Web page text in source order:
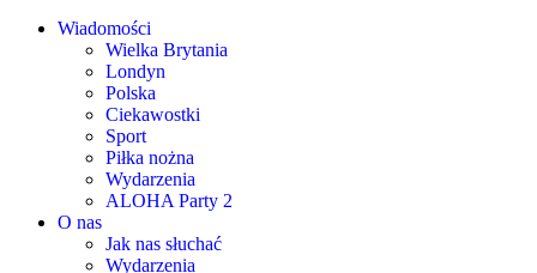
Wiadomości
Wielka Brytania
Londyn
Polska
Ciekawostki
Sport
Piłka nożna
Wydarzenia
ALOHA Party 2
O nas
Jak nas słuchać
Wydarzenia